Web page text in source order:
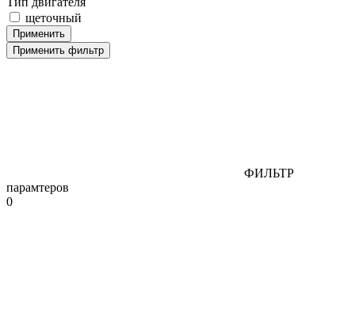
щеточный
Применить фильтр
ФИЛЬТР
парамтеров
0